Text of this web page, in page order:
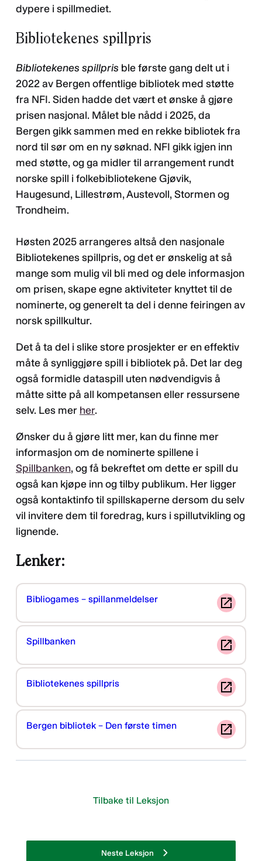
dypere i spillmediet.
Bibliotekenes spillpris
Bibliotekenes spillpris ble første gang delt ut i
2022 av Bergen offentlige bibliotek med støtte
fra NFI. Siden hadde det vært et ønske å gjøre
prisen nasjonal. Målet ble nådd i 2025, da
Bergen gikk sammen med en rekke bibliotek fra
nord til sør om en ny søknad. NFI gikk igjen inn
med støtte, og ga midler til arrangement rundt
norske spill i folkebibliotekene Gjøvik,
Haugesund, Lillestrøm, Austevoll, Stormen og
Trondheim.
Høsten 2025 arrangeres altså den nasjonale
Bibliotekenes spillpris, og det er ønskelig at så
mange som mulig vil bli med og dele informasjon
om prisen, skape egne aktiviteter knyttet til de
nominerte, og generelt ta del i denne feiringen av
norsk spillkultur.
Det å ta del i slike store prosjekter er en effektiv
måte å synliggjøre spill i bibliotek på. Det lar deg
også formidle dataspill uten nødvendigvis å
måtte sitte på all kompetansen eller ressursene
selv. Les mer her.
Ønsker du å gjøre litt mer, kan du finne mer
informasjon om de nominerte spillene i
Spillbanken, og få bekreftet om dette er spill du
også kan kjøpe inn og tilby publikum. Her ligger
også kontaktinfo til spillskaperne dersom du selv
vil invitere dem til foredrag, kurs i spillutvikling og
lignende.
Lenker:
Bibliogames – spillanmeldelser
Spillbanken
Bibliotekenes spillpris
Bergen bibliotek – Den første timen
Tilbake til Leksjon
Neste Leksjon